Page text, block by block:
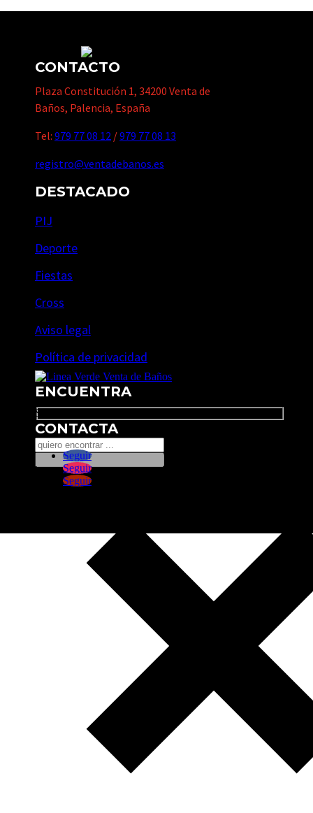
CONTACTO
Plaza Constitución 1, 34200 Venta de
Baños, Palencia, España
Tel: 979 77 08 12 /979 77 08 13
registro@ventadebanos.es
DESTACADO
PIJ
Deporte
Fiestas
Cross
Aviso legal
Política de privacidad
ENCUENTRA
Search
CONTACTA
Seguir
Seguir
Seguir